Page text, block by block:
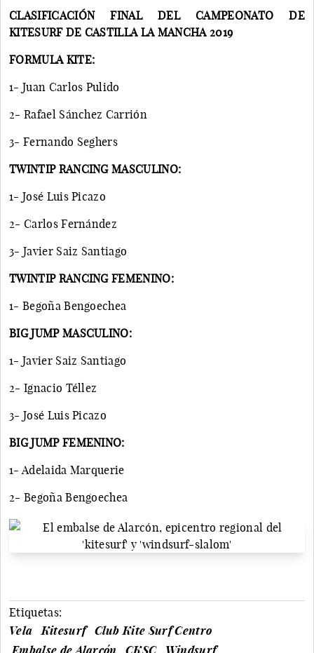
CLASIFICACIÓN FINAL DEL CAMPEONATO DE
KITESURF DE CASTILLA LA MANCHA 2019
FORMULA KITE:
1- Juan Carlos Pulido
2- Rafael Sánchez Carrión
3- Fernando Seghers
TWINTIP RANCING MASCULINO:
1- José Luis Picazo
2- Carlos Fernández
3- Javier Saiz Santiago
TWINTIP RANCING FEMENINO:
1- Begoña Bengoechea
BIG JUMP MASCULINO:
1- Javier Saiz Santiago
2- Ignacio Téllez
3- José Luis Picazo
BIG JUMP FEMENINO:
1- Adelaida Marquerie
2- Begoña Bengoechea
Etiquetas:
Vela
Kitesurf
Club Kite Surf Centro
Embalse de Alarcón
CKSC
Windsurf